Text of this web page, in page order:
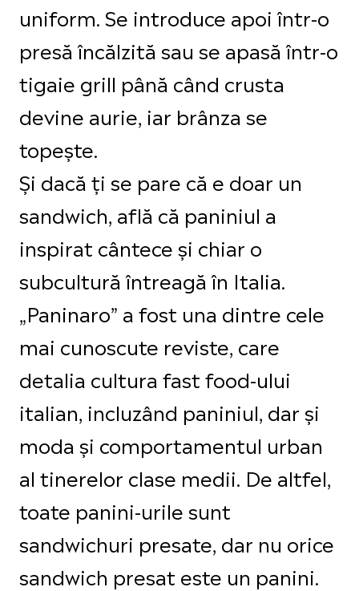
uniform. Se introduce apoi într-o
presă încălzită sau se apasă într-o
tigaie grill până când crusta
devine aurie, iar brânza se
topește.
Și dacă ți se pare că e doar un
sandwich, află că paniniul a
inspirat cântece și chiar o
subcultură întreagă în Italia.
„Paninaro” a fost una dintre cele
mai cunoscute reviste, care
detalia cultura fast food-ului
italian, incluzând paniniul, dar și
moda și comportamentul urban
al tinerelor clase medii. De altfel,
toate panini-urile sunt
sandwichuri presate, dar nu orice
sandwich presat este un panini.